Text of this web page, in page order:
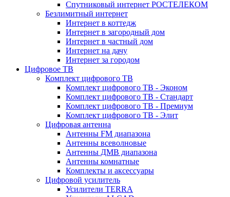
Спутниковый интернет РОСТЕЛЕКОМ
Безлимитный интернет
Интернет в коттедж
Интернет в загородный дом
Интернет в частный дом
Интернет на дачу
Интернет за городом
Цифровое ТВ
Комплект цифрового ТВ
Комплект цифрового ТВ - Эконом
Комплект цифрового ТВ - Стандарт
Комплект цифрового ТВ - Премиум
Комплект цифрового ТВ - Элит
Цифровая антенна
Антенны FM диапазона
Антенны всеволновые
Антенны ДМВ диапазона
Антенны комнатные
Комплекты и аксессуары
Цифровой усилитель
Усилители TERRA